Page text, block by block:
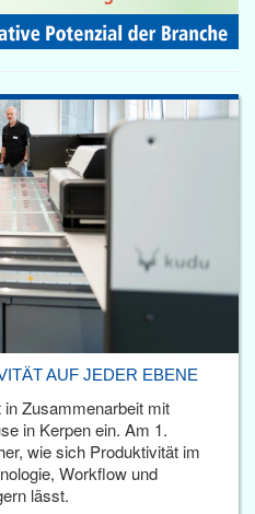
AUF JEDER EBENE
Zusammenarbeit mit
in Kerpen ein. Am 1.
wie sich Produktivität im
Workflow und
lässt.